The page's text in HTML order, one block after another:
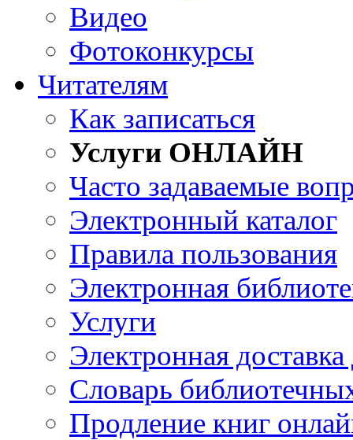
Видео
Фотоконкурсы
Читателям
Как записаться
Услуги ОНЛАЙН
Часто задаваемые
Электронный каталог
Правила пользования
Электронная
Услуги
Электронная
Словарь
Продление книг